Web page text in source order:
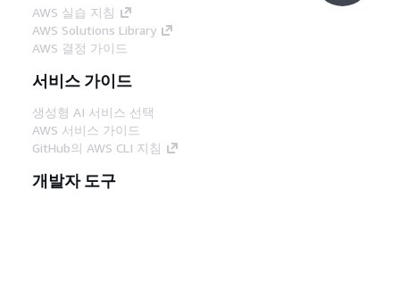
AWS 실습 지침
AWS Solutions Library
AWS 결정 가이드
서비스 가이드
생성형 AI 서비스 선택
AWS 서비스 가이드
GitHub의 AWS CLI 지침
개발자 도구